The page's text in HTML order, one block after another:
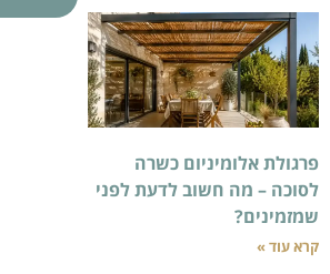
כשרה
לדעת לפני